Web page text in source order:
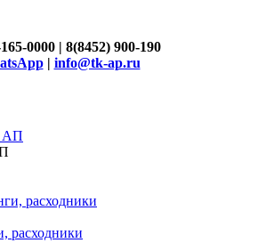
0000 | 8(8452) 900-190
| info@tk-ap.ru
расходники